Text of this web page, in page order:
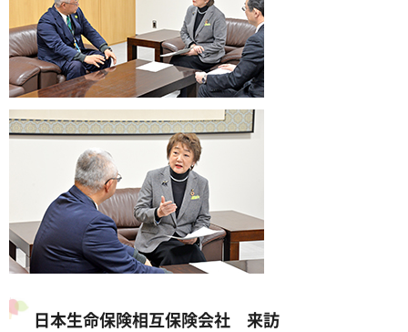
日本生命保険相互保険会社 来訪